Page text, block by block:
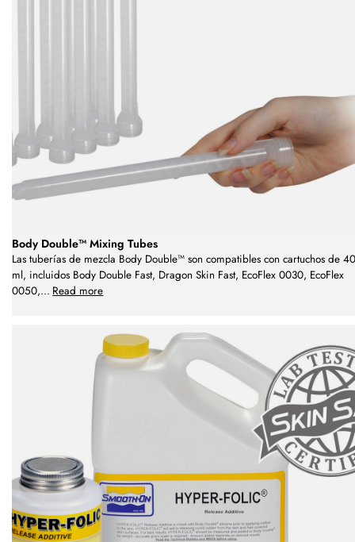
Body Double™ Mixing Tubes
Las tuberías de mezcla Body Double™ son compatibles con cartuchos de
ml, incluidos Body Double Fast, Dragon Skin Fast, EcoFlex 0030, EcoFlex
0050,... Read more